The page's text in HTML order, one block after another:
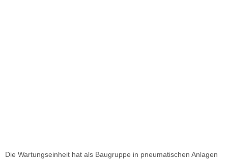
Die Wartungseinheit hat als Baugruppe in pneumatischen Anlagen